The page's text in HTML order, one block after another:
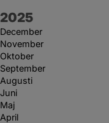
År:
2025
December
November
Oktober
September
Augusti
Juni
Maj
April